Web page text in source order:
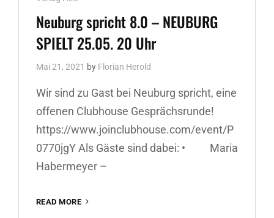
Links
Neuburg spricht 8.0 – NEUBURG
SPIELT 25.05. 20 Uhr
Mai 21, 2021 by Florian Herold
Wir sind zu Gast bei Neuburg spricht, eine
offenen Clubhouse Gesprächsrunde!
https://www.joinclubhouse.com/event/P
0770jgY Als Gäste sind dabei: • Maria
Habermeyer –
READ MORE